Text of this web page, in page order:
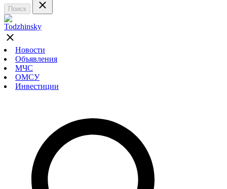
Поиск
Новости
Объявления
МЧС
ОМСУ
Инвестиции